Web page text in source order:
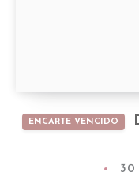
ENCARTE VENCIDO
30